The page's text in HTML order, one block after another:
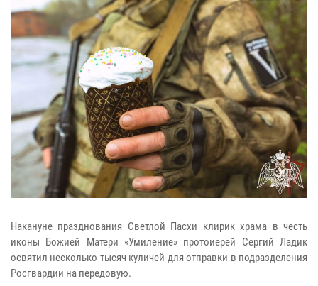
Накануне празднования Светлой Пасхи клирик храма в честь
иконы Божией Матери «Умиление» протоиерей Сергий Ладик
освятил несколько тысяч куличей для отправки в подразделения
Росгвардии на передовую.